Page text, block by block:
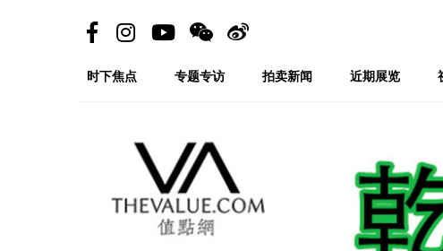
时下焦点 专题专访 拍卖新闻 近期展览